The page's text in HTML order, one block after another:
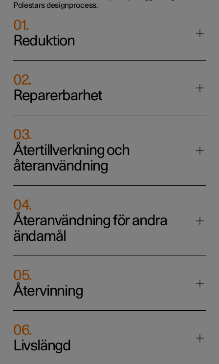
Polestars designprocess.
01.
Reduktion
02.
Reparerbarhet
03.
Återtillverkning och
återanvändning
04.
Återanvändning för andra
ändamål
05.
Återvinning
06.
Livslängd